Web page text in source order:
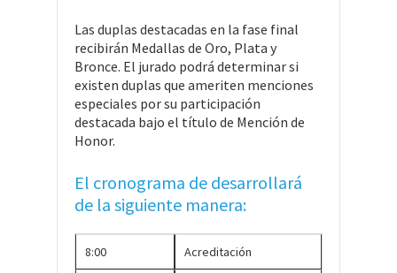
Las duplas destacadas en la fase final
recibirán Medallas de Oro, Plata y
Bronce. El jurado podrá determinar si
existen duplas que ameriten menciones
especiales por su participación
destacada bajo el título de ​Mención de
Honor.
El cronograma de desarrollará
de la siguiente manera:
8:00 Acreditación